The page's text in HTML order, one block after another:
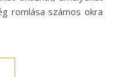
romlása számos okra